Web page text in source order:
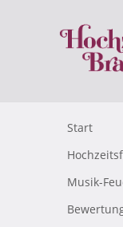
Start
Musik-